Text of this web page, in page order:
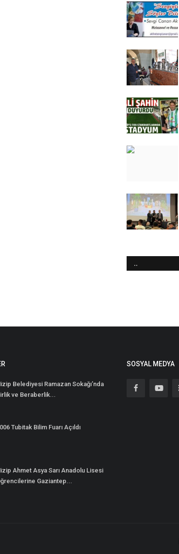
..
Belediyesi Ramazan Sokağı’nda
ve Beraberlik...
Tubitak Bilim Fuarı Açıldı
Ahmet Asya Sarı Anadolu Lisesi
Gaziantep...
SOSYAL MEDYA